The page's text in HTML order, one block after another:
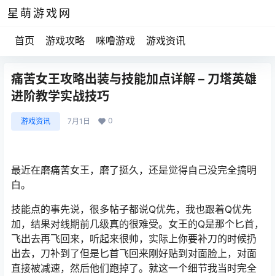
星萌游戏网
首页 游戏攻略 咪噜游戏 游戏资讯
痛苦女王攻略出装与技能加点详解 – 刀塔英雄
进阶教学实战技巧
游戏资讯 7月1日 0
最近在磨痛苦女王，磨了挺久，还是觉得自己没完全搞明
白。
技能点的事先说，很多帖子都说Q优先，我也跟着Q优先
加，结果对线期前几级真的很难受。女王的Q是那个匕首，
飞出去再飞回来，听起来很帅，实际上你要补刀的时候扔
出去，刀补到了但是匕首飞回来刚好贴到对面脸上，对面
直接被减速，然后他们跑掉了。就这一个细节我当时完全